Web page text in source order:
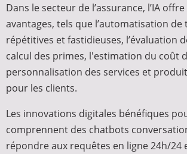
Dans le secteur de l’assurance, l’IA
avantages, tels que l’automatisation de
répétitives et fastidieuses, l’évaluation
calcul des primes, l'estimation du coût
personnalisation des services et
pour les clients.
Les innovations digitales bénéfiques
comprennent des chatbots
répondre aux requêtes en ligne 24h/24